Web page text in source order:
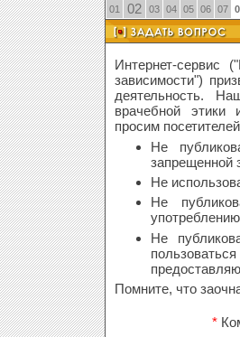
01 02 03 04 05 06 07
Интернет-сервис
зависимости")
деятельность.
врачебной этики
просим
Не
запрещенной
Не
Не
Не
Помните, что
*